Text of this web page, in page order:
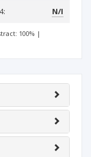
N/I
100% |